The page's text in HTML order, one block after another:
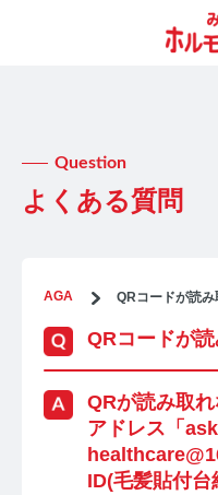
よくある質問
Question
AGA QRコードが読み
QRコードが読
QRが読み取
アドレス「
ID(毛髪貼付台